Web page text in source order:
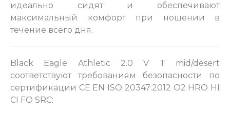
идеально сидят и обеспечивают
максимальный комфорт при ношении в
течение всего дня.
Black Eagle Athletic 2.0 V T mid/desert
соответствуют требованиям безопасности по
сертификации CE EN ISO 20347:2012 O2 HRO HI
CI FO SRC: